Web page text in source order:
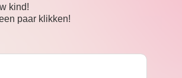
kind!
paar klikken!